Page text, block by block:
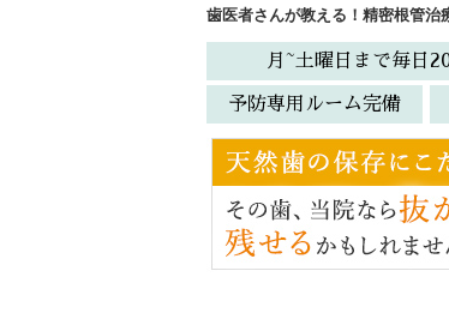
歯医者さんが教える！精密根管
月~土曜日まで毎日
予防専用ルーム完備